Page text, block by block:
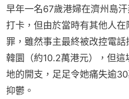
早年一名67歲港婦在濟州島
打卡，但由於當時有其他人
罪，雖然事主最終被改控電
韓圜（約10.2萬港元），但
地的開支，足足令她痛失逾
抑鬱。